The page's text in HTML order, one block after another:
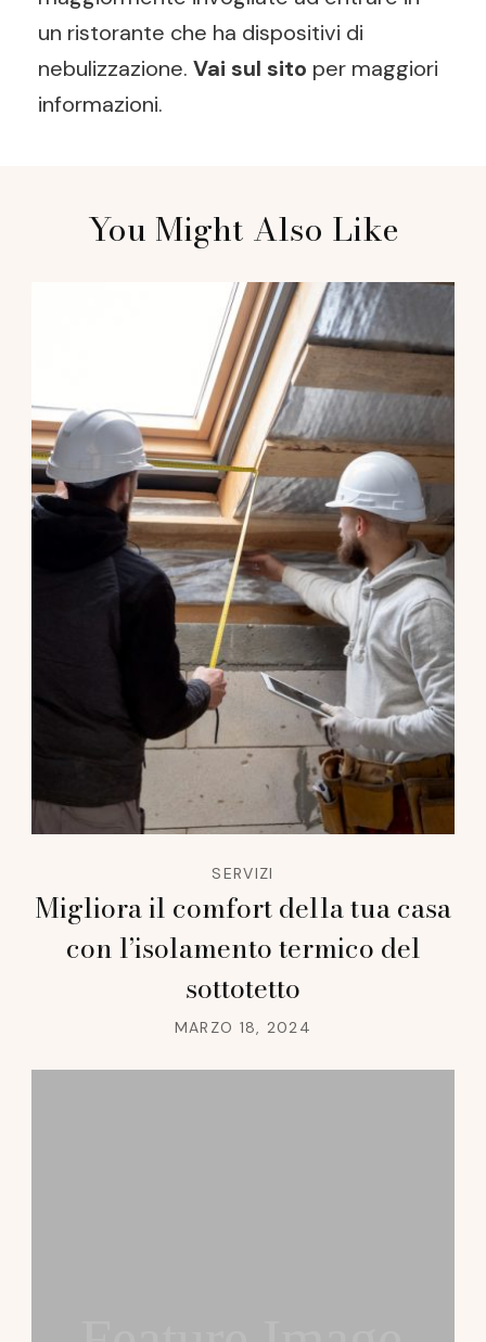
un ristorante che ha dispositivi di
nebulizzazione. Vai sul sito per maggiori
informazioni.
Navigation
You Might Also Like
SERVIZI
Migliora il comfort della tua casa
con l’isolamento termico del
sottotetto
MARZO 18, 2024